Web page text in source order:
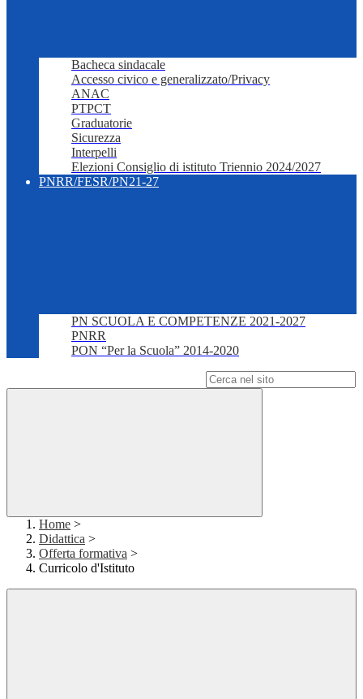
Bacheca sindacale
Accesso civico e generalizzato/Privacy
ANAC
PTPCT
Graduatorie
Sicurezza
Interpelli
Elezioni Consiglio di istituto Triennio 2024/2027
PNRR/FESR/PN21-27
PN SCUOLA E COMPETENZE 2021-2027
PNRR
PON “Per la Scuola” 2014-2020
Home >
Didattica >
Offerta formativa >
Curricolo d'Istituto